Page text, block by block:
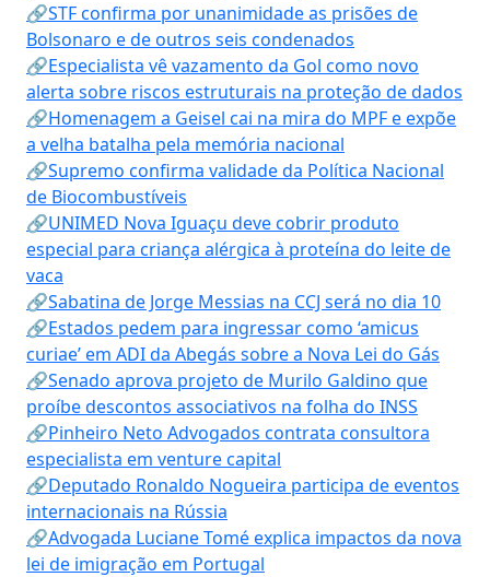
🔗STF confirma por unanimidade as prisões de
Bolsonaro e de outros seis condenados
🔗Especialista vê vazamento da Gol como novo
alerta sobre riscos estruturais na proteção de dados
🔗Homenagem a Geisel cai na mira do MPF e expõe
a velha batalha pela memória nacional
🔗Supremo confirma validade da Política Nacional
de Biocombustíveis
🔗UNIMED Nova Iguaçu deve cobrir produto
especial para criança alérgica à proteína do leite de
vaca
🔗Sabatina de Jorge Messias na CCJ será no dia 10
🔗Estados pedem para ingressar como ‘amicus
curiae’ em ADI da Abegás sobre a Nova Lei do Gás
🔗Senado aprova projeto de Murilo Galdino que
proíbe descontos associativos na folha do INSS
🔗Pinheiro Neto Advogados contrata consultora
especialista em venture capital
🔗Deputado Ronaldo Nogueira participa de eventos
internacionais na Rússia
🔗Advogada Luciane Tomé explica impactos da nova
lei de imigração em Portugal